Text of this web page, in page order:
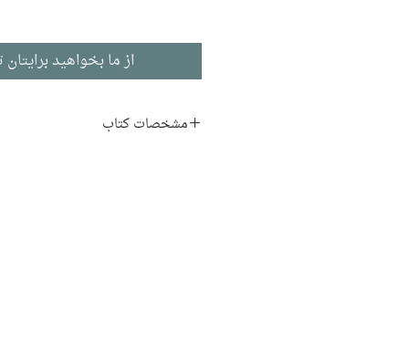
از ما بخواهید
مشخصات کتاب